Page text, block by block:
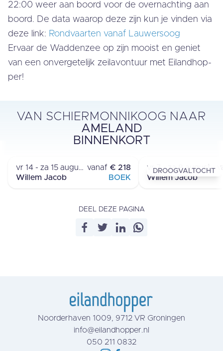
22:00 weer aan boord voor de over­nach­ting aan
boord. De data waarop deze zijn kun je vinden via
deze link: Rond­vaar­ten vanaf Lau­wers­oog
Ervaar de Waddenzee op zijn mooist en geniet
van een on­ver­ge­te­lijk zei­l­avon­tuur met Ei­land­hop­
per!
VAN SCHIERMONNIKOOG NAAR
AMELAND
BINNENKORT
MEERDAAGSE REIS
SCHIERMONNIKOOG - AMELAND
vr 14 - za 15 augustus vanaf € 218
Willem Jacob
BOEK
vr 7 - za 8 augustus
Willem Jacob
DROOGVALTOCHT
DEEL DEZE PAGINA
Noorderhaven 1009, 9712 VR Groningen
info@eilandhopper.nl
050 211 0832